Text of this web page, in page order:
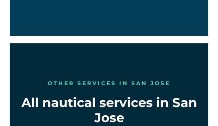
OTHER SERVICES IN SAN JOSE
All nautical services in San
Jose